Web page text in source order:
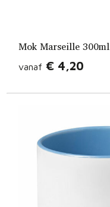
Mok Marseille 300ml
vanaf € 4,20